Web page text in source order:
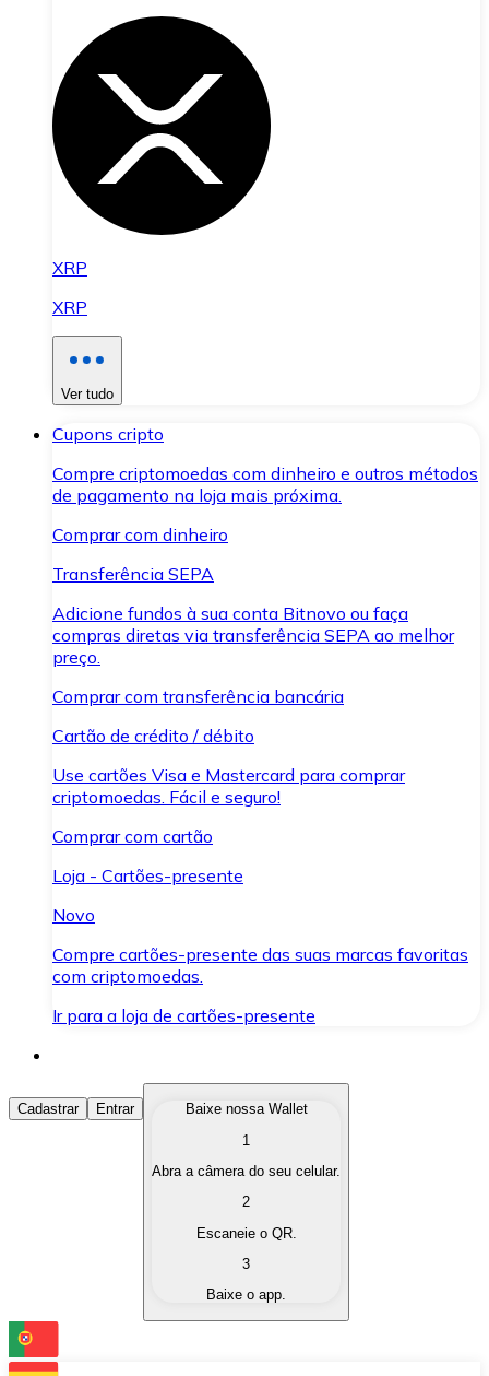
XRP
XRP
Ver tudo
Cupons cripto
Compre criptomoedas com dinheiro e outros métodos
de pagamento na loja mais próxima.
Comprar com dinheiro
Transferência SEPA
Adicione fundos à sua conta Bitnovo ou faça
compras diretas via transferência SEPA ao melhor
preço.
Comprar com transferência bancária
Cartão de crédito / débito
Use cartões Visa e Mastercard para comprar
criptomoedas. Fácil e seguro!
Comprar com cartão
Loja - Cartões-presente
Novo
Compre cartões-presente das suas marcas favoritas
com criptomoedas.
Ir para a loja de cartões-presente
Comprar Criptomoedas
Compre as criptomoedas de seu interesse de forma
Converta suas criptomoedas em moeda fiduciária
Troque uma criptomoeda por outra
Cadastrar Entrar
Baixe nossa Wallet
1
Abra a câmera do seu celular.
2
Escaneie o QR.
3
Baixe o app.